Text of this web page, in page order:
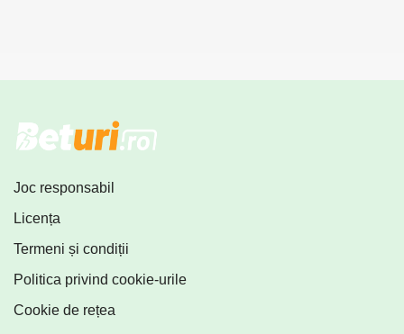
Joc responsabil
Licența
Termeni și condiții
Politica privind cookie-urile
Cookie de rețea